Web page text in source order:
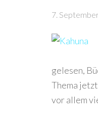
7.
gelesen,
Thema
vor allem